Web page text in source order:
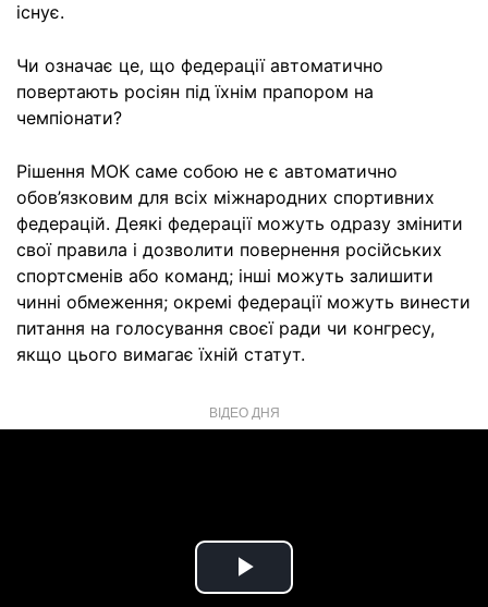
існує.
Чи означає це, що федерації автоматично
повертають росіян під їхнім прапором на
чемпіонати?
Рішення МОК саме собою не є автоматично
обов’язковим для всіх міжнародних спортивних
федерацій. Деякі федерації можуть одразу змінити
свої правила і дозволити повернення російських
спортсменів або команд; інші можуть залишити
чинні обмеження; окремі федерації можуть винести
питання на голосування своєї ради чи конгресу,
якщо цього вимагає їхній статут.
ВІДЕО ДНЯ
Play